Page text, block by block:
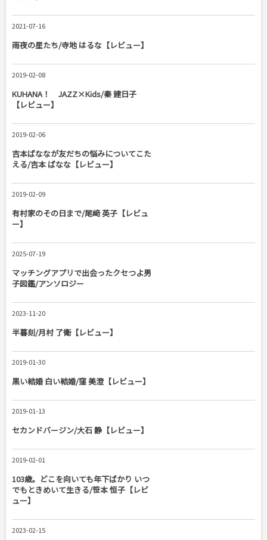
2021-07-16
雨夜の星たち/寺地 はるな【レビュー】
2019-02-08
KUHANA！ JAZZ×Kids/秦 建日子
【レビュー】
2019-02-06
吉本ばななが友だちの悩みについてこた
える/吉本 ばなな【レビュー】
2019-02-09
有村家のその日まで/尾﨑 英子【レビュ
ー】
2025-07-19
マッチングアプリで出会ったクセつよ男
子図鑑/アンソロジー
2023-11-20
半暮刻/月村 了衛【レビュー】
2019-01-30
黒い結婚 白い結婚/窪 美澄【レビュー】
2019-01-13
セカンドバージン/大石 静【レビュー】
2019-02-01
103歳。どこを向いても年下ばかり いつ
でもときめいて生きる/笹本 恒子【レビ
ュー】
2023-02-15